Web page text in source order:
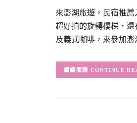
來澎湖旅遊，民宿推
超好拍的旋轉樓梯，
及義式咖啡，來參加澎
CONTINUE